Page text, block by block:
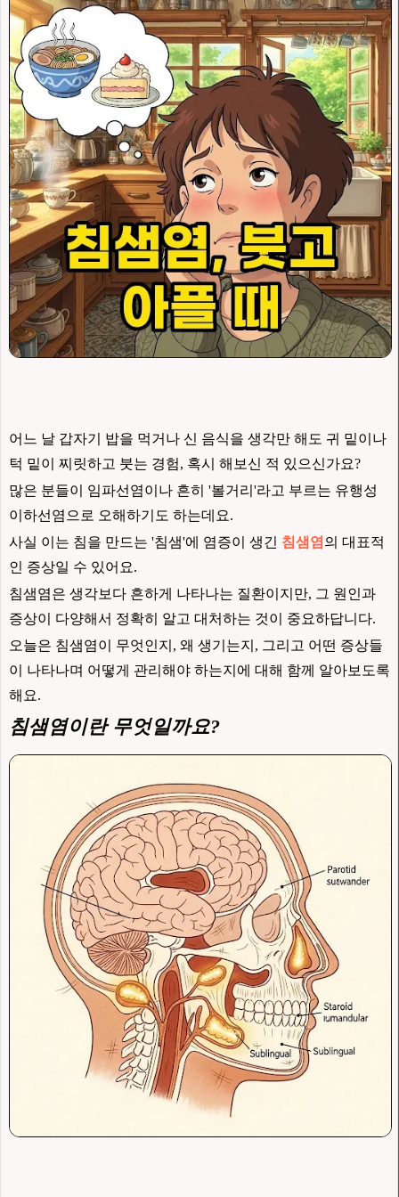
어느 날 갑자기 밥을 먹거나 신 음식을 생각만 해도 귀 밑이나
턱 밑이 찌릿하고 붓는 경험, 혹시 해보신 적 있으신가요?
많은 분들이 임파선염이나 흔히 '볼거리'라고 부르는 유행성
이하선염으로 오해하기도 하는데요.
사실 이는 침을 만드는 '침샘'에 염증이 생긴 침샘염 의 대표적
인 증상일 수 있어요.
침샘염은 생각보다 흔하게 나타나는 질환이지만, 그 원인과
증상이 다양해서 정확히 알고 대처하는 것이 중요하답니다.
오늘은 침샘염이 무엇인지, 왜 생기는지, 그리고 어떤 증상들
이 나타나며 어떻게 관리해야 하는지에 대해 함께 알아보도록
해요.
침샘염이란 무엇일까요?